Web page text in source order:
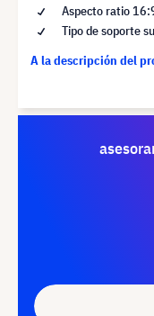
Aspecto ratio
Tipo de soporte
A la descripción del